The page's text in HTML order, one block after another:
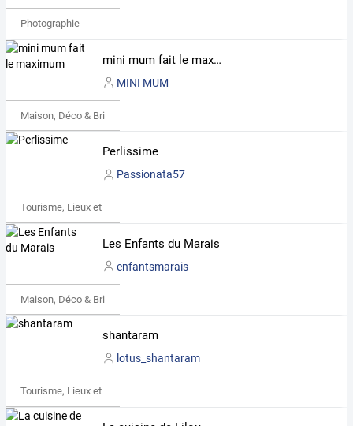
Photographie
mini mum fait le maximum
MINI MUM
Maison, Déco & Bricolage
Perlissime
Passionata57
Tourisme, Lieux et Événements
Les Enfants du Marais
enfantsmarais
Maison, Déco & Bricolage
shantaram
lotus_shantaram
Tourisme, Lieux et Événements